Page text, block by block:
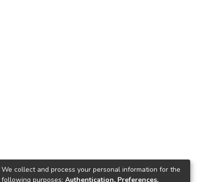
We collect and process your personal information for the
following purposes: Authentication, Preferences,